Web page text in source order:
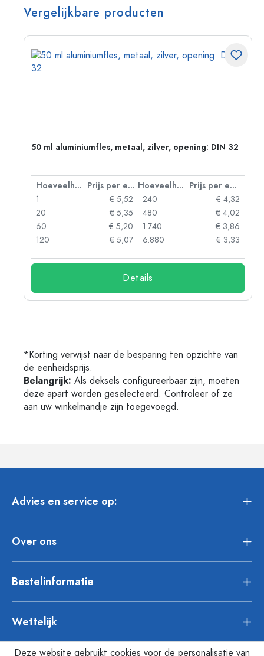
Vergelijkbare producten
50 ml aluminiumfles, metaal, zilver, opening: DIN 32
Hoeveelheid Prijs per eenheid Hoeveelheid
Prijs per eenheid
1
€ 5,52
20
€ 5,35
60
€ 5,20
120
€ 5,07
240
€ 4,32
480
€ 4,02
1.740
€ 3,86
6.880
€ 3,33
Details
*Korting verwijst naar de besparing ten opzichte van
de eenheidsprijs.
Belangrijk: Als deksels configureerbaar zijn, moeten
deze apart worden geselecteerd. Controleer of ze
aan uw winkelmandje zijn toegevoegd.
Advies en service op:
Over ons
Bestelinformatie
Wettelijk
Deze website gebruikt cookies voor de personalisatie van